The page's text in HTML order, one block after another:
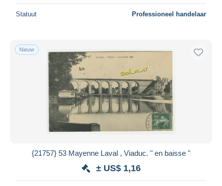
Statuut Professioneel handelaar
Nieuw
{21757} 53 Mayenne Laval , Viaduc. " en baisse "
± US$ 1,16